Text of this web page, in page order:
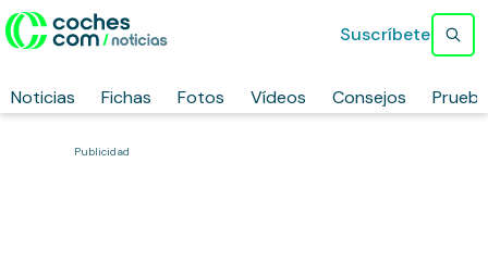
Noticias Fichas Fotos Vídeos Consejos
Suscríbete
Publicidad